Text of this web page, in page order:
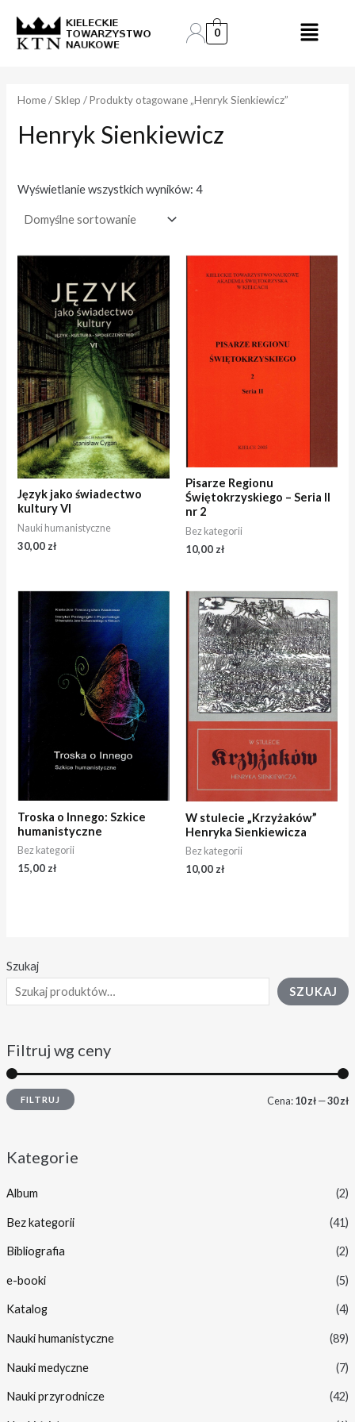
content
0
Szukaj
SZUKAJ
Filtruj wg ceny
FILTRUJ Cena:10 zł—30 zł
Kategorie
Album (2)
Bez kategorii (41)
Bibliografia (2)
e-booki (5)
Katalog (4)
Nauki humanistyczne (89)
Nauki medyczne (7)
Nauki przyrodnicze (42)
Home/Sklep / Produkty otagowane „Henryk Sienkiewicz”
Henryk Sienkiewicz
Wyświetlanie wszystkich wyników: 4
Język jako świadectwo
kultury VI
Nauki humanistyczne
30,00 zł
Pisarze Regionu
Świętokrzyskiego – Seria II
nr 2
Bez kategorii
10,00 zł
Troska o Innego: Szkice
humanistyczne
Bez kategorii
15,00 zł
W stulecie „Krzyżaków”
Henryka Sienkiewicza
Bez kategorii
10,00zł